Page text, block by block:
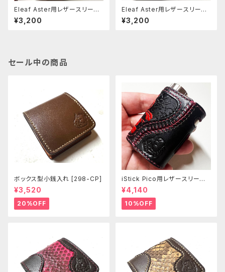
Eleaf Aster用レザースリーブ
[401-as]
¥3,200
Eleaf Aster用レザースリーブ
[397-as]
¥3,200
セール中の商品
ボックス型小銭入れ [298-CP]
¥3,520
20%OFF
iStick Pico用レザースリーブ
[381-pc]
¥4,140
10%OFF